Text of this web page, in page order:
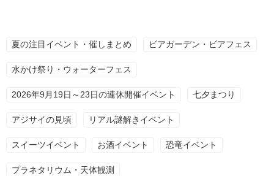
夏の注目イベント・催しまとめ ビアガーデン・ビアフェス
水かけ祭り・ウォーターフェス
2026年9月19日～23日の連休開催イベント 七夕まつり
アジサイの見頃 リアル謎解きイベント
スイーツイベント お酒イベント 恐竜イベント
プラネタリウム・天体観測